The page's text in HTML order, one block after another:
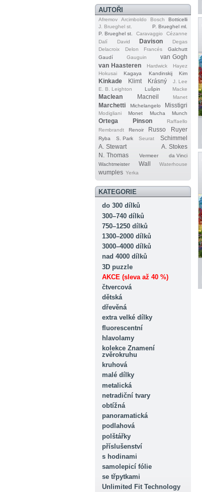
AUTOŘI
Afremov Arcimboldo Bosch
Botticelli
J. Brueghel st.
P. Brueghel ml.
P. Brueghel st.
Caravaggio
Cézanne
Dalí
David Davison
Degas
Delacroix
Delon Francés
Galchutt
Gaudí
Gauguin
van Gogh
van Haasteren
Hardwick
Hayez
Hokusai
Kagaya Kandinskij Kim
Kinkade Klimt Krásný
J. Lee
E. B. Leighton
Lušpin Macke
Maclean Macneil Manet
Marchetti Michelangelo Misstigri
Modigliani Monet Mucha Munch
Ortega Pinson
Raffaello
Rembrandt
Renoir Russo Ruyer
Ryba S. Park Seurat
Schimmel
A. Stewart
A. Stokes
N. Thomas
Vermeer
da Vinci
Wachtmeister
Wall Waterhouse
wumples Yerka
KATEGORIE
do 300 dílků
300–740 dílků
750–1250 dílků
1300–2000 dílků
3000–4000 dílků
nad 4000 dílků
3D puzzle
AKCE (sleva až 40 %)
čtvercová
dětská
dřevěná
extra velké dílky
fluorescentní
hlavolamy
kolekce Znamení
zvěrokruhu
kruhová
malé dílky
metalická
netradiční tvary
obtížná
panoramatická
podlahová
polštářky
příslušenství
s hodinami
samolepicí fólie
se třpytkami
Unlimited Fit Technology